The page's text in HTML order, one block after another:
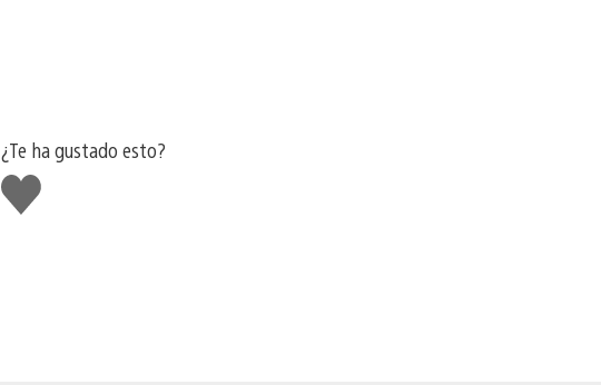
¿Te ha gustado esto?
Me
gusta